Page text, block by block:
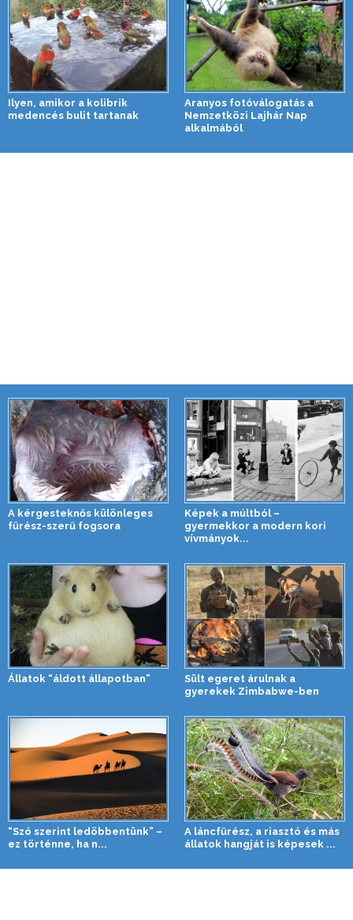
Ilyen, amikor a kolibrik
medencés bulit tartanak
Aranyos fotóválogatás a
Nemzetközi Lajhár Nap
alkalmából
A kérgesteknős különleges
fűrész-szerű fogsora
Képek a múltból –
gyermekkor a modern kori
vívmányok...
Állatok “áldott állapotban”
Sült egeret árulnak a
gyerekek Zimbabwe-ben
“Szó szerint ledöbbentünk” –
ez történne, ha n...
A láncfűrész, a riasztó és más
állatok hangját is képesek ...